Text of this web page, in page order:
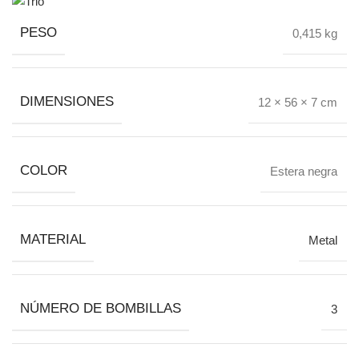
PESO 0,415 kg
DIMENSIONES 12 × 56 × 7 cm
COLOR Estera negra
MATERIAL Metal
NÚMERO DE BOMBILLAS 3